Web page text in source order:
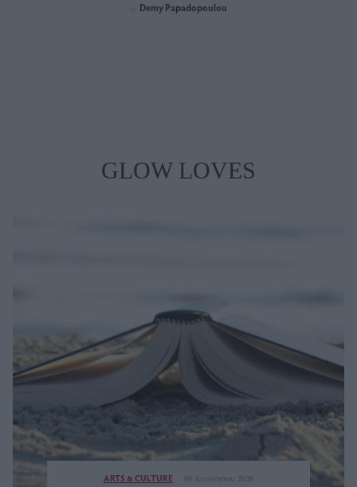
Demy Papadopoulou
GLOW LOVES
ARTS & CULTURE 09 Αυγούστου 2026